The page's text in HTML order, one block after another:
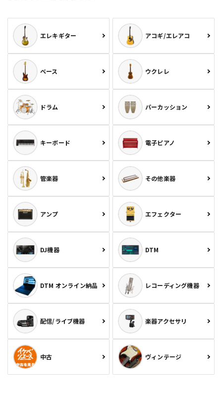
エレキギター アコギ/エレアコ
ベース ウクレレ
ドラム パーカッション
キーボード 電子ピアノ
管楽器 その他楽器
アンプ エフェクター
DJ機器 DTM
DTM オンライン納品 レコーディング機器
配信/ライブ機器 楽器アクセサリ
中古 ヴィンテージ